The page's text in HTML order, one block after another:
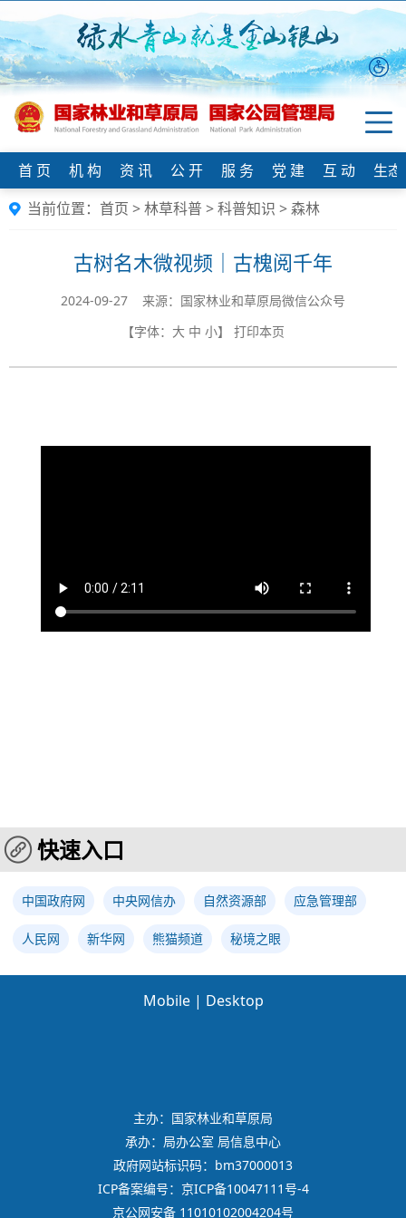
首 页 机 构 资 讯 公 开 服 务 党 建 互 动
生
当前位置： 首页 >林草科普>科普知识 >森林
古树名木微视频｜古槐阅千年
2024-09-27 来源：国家林业和草原局微信公众号
【字体： 大 中 小】 打印本页
快速入口
中国政府网 中央网信办 自然资源部 应急管理部
人民网 新华网 熊猫频道 秘境之眼
Mobile | Desktop
主办：国家林业和草原局
承办：局办公室 局信息中心
政府网站标识码：bm37000013
ICP备案编号：京ICP备10047111号-4
京公网安备 11010102004204号